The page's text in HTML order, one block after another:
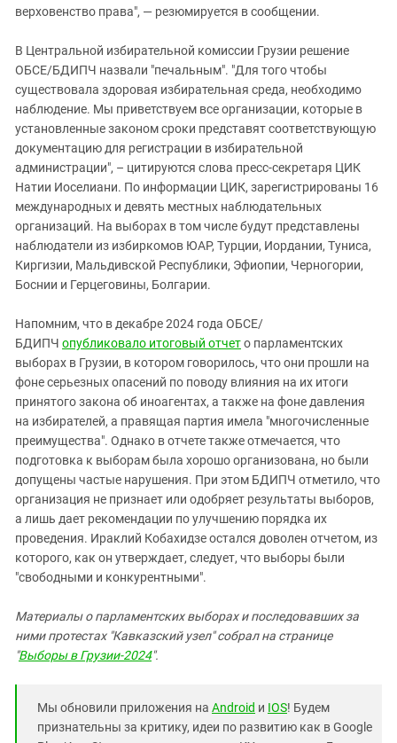
верховенство права", — резюмируется в сообщении.
В Центральной избирательной комиссии Грузии решение
ОБСЕ/БДИПЧ назвали "печальным". "Для того чтобы
существовала здоровая избирательная среда, необходимо
наблюдение. Мы приветствуем все организации, которые в
установленные законом сроки представят соответствующую
документацию для регистрации в избирательной
администрации", – цитируются слова пресс-секретаря ЦИК
Натии Иоселиани. По информации ЦИК, зарегистрированы 16
международных и девять местных наблюдательных
организаций. На выборах в том числе будут представлены
наблюдатели из избиркомов ЮАР, Турции, Иордании, Туниса,
Киргизии, Мальдивской Республики, Эфиопии, Черногории,
Боснии и Герцеговины, Болгарии.
Напомним, что в декабре 2024 года ОБСЕ/
БДИПЧ опубликовало итоговый отчето парламентских
выборах в Грузии, в котором говорилось, что они прошли на
фоне серьезных опасений по поводу влияния на их итоги
принятого закона об иноагентах, а также на фоне давления
на избирателей, а правящая партия имела "многочисленные
преимущества". Однако в отчете также отмечается, что
подготовка к выборам была хорошо организована, но были
допущены частые нарушения. При этом БДИПЧ отметило, что
организация не признает или одобряет результаты выборов,
а лишь дает рекомендации по улучшению порядка их
проведения. Ираклий Кобахидзе остался доволен отчетом, из
которого, как он утверждает, следует, что выборы были
"свободными и конкурентными".
Материалы о парламентских выборах и последовавших за
ними протестах "Кавказский узел" собрал на странице
"Выборы в Грузии-2024".
Мы обновили приложения на Android и IOS! Будем
признательны за критику, идеи по развитию как в Google